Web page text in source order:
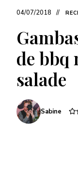
04/07/2018
de bbq
salade
Sabine